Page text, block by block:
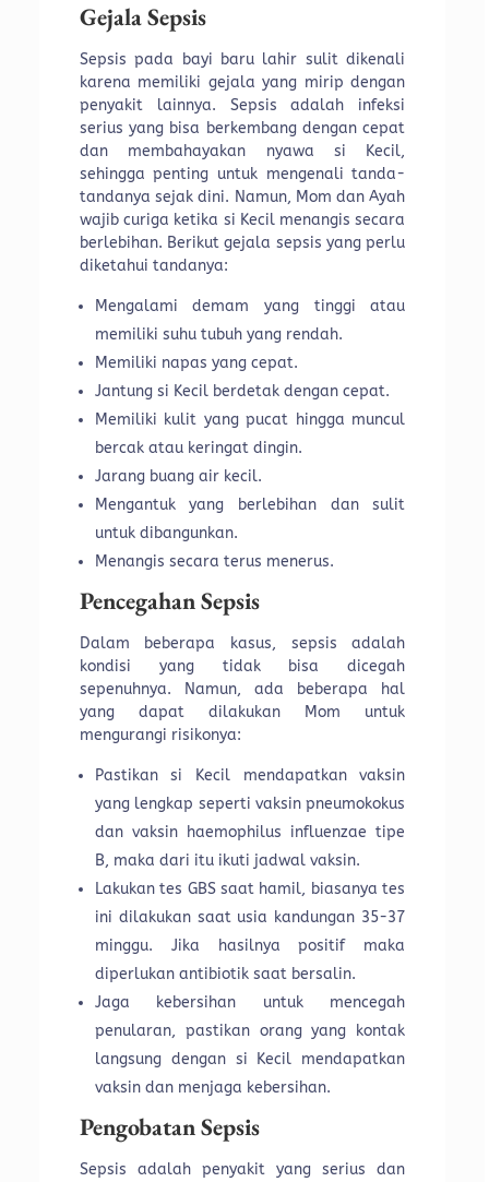
Gejala Sepsis
Sepsis pada bayi baru lahir sulit dikenali
karena memiliki gejala yang mirip dengan
penyakit lainnya. Sepsis adalah infeksi
serius yang bisa berkembang dengan cepat
dan membahayakan nyawa si Kecil,
sehingga penting untuk mengenali tanda-
tandanya sejak dini. Namun, Mom dan Ayah
wajib curiga ketika si Kecil menangis secara
berlebihan. Berikut gejala sepsis yang perlu
diketahui tandanya:
Mengalami demam yang tinggi atau
memiliki suhu tubuh yang rendah.
Memiliki napas yang cepat.
Jantung si Kecil berdetak dengan cepat.
Memiliki kulit yang pucat hingga muncul
bercak atau keringat dingin.
Jarang buang air kecil.
Mengantuk yang berlebihan dan sulit
untuk dibangunkan.
Menangis secara terus menerus.
Pencegahan Sepsis
Dalam beberapa kasus, sepsis adalah
kondisi yang tidak bisa dicegah
sepenuhnya. Namun, ada beberapa hal
yang dapat dilakukan Mom untuk
mengurangi risikonya:
Pastikan si Kecil mendapatkan vaksin
yang lengkap seperti vaksin pneumokokus
dan vaksin haemophilus influenzae tipe
B, maka dari itu ikuti jadwal vaksin.
Lakukan tes GBS saat hamil, biasanya tes
ini dilakukan saat usia kandungan 35-37
minggu. Jika hasilnya positif maka
diperlukan antibiotik saat bersalin.
Jaga kebersihan untuk mencegah
penularan, pastikan orang yang kontak
langsung dengan si Kecil mendapatkan
vaksin dan menjaga kebersihan.
Pengobatan Sepsis
Sepsis adalah penyakit yang serius dan